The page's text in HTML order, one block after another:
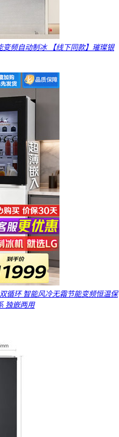
变频自动制冰 【线下同款】璀璨银
循环 智能风冷无霜节能变频恒温保
独嵌两用